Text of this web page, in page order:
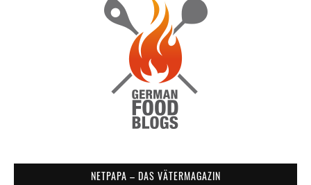
NETPAPA – DAS VÄTERMAGAZIN